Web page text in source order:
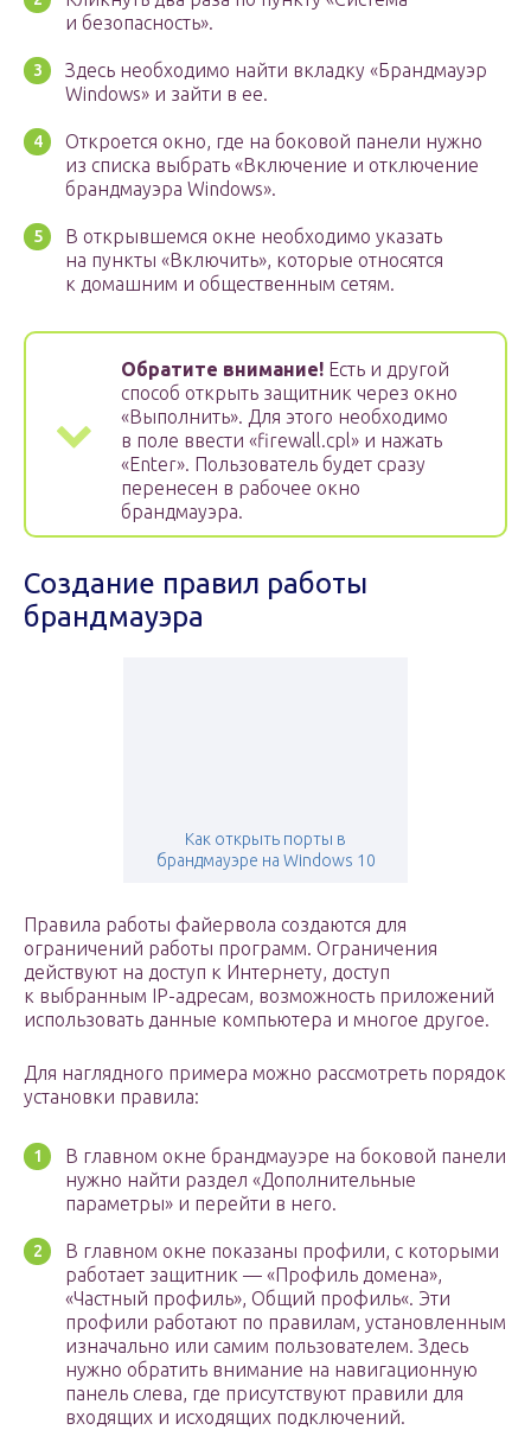
и безопасность».
Здесь необходимо найти вкладку «Брандмауэр
Windows» и зайти в ее.
Откроется окно, где на боковой панели нужно
из списка выбрать «Включение и отключение
брандмауэра Windows».
В открывшемся окне необходимо указать
на пункты «Включить», которые относятся
к домашним и общественным сетям.
Обратите внимание! Есть и другой
способ открыть защитник через окно
«Выполнить». Для этого необходимо
в поле ввести «firewall.cpl» и нажать
«Enter». Пользователь будет сразу
перенесен в рабочее окно
брандмауэра.
Создание правил работы
брандмауэра
Как открыть порты в
брандмауэре на Windows 10
Правила работы файервола создаются для
ограничений работы программ. Ограничения
действуют на доступ к Интернету, доступ
к выбранным IP-адресам, возможность приложений
использовать данные компьютера и многое другое.
Для наглядного примера можно рассмотреть порядок
установки правила:
В главном окне брандмауэре на боковой панели
нужно найти раздел «Дополнительные
параметры» и перейти в него.
В главном окне показаны профили, с которыми
работает защитник — «Профиль домена»,
«Частный профиль», Общий профиль«. Эти
профили работают по правилам, установленным
изначально или самим пользователем. Здесь
нужно обратить внимание на навигационную
панель слева, где присутствуют правили для
входящих и исходящих подключений.